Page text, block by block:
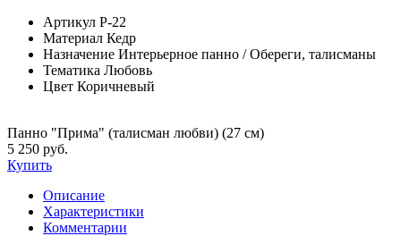
Артикул Р-22
Материал Кедр
Назначение Интерьерное панно / Обереги, талисманы
Тематика Любовь
Цвет Коричневый
Панно "Прима" (талисман любви) (27 см)
5 250 руб.
Купить
Описание
Характеристики
Комментарии